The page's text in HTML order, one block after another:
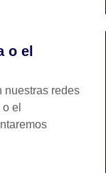
o el
nuestras redes
el